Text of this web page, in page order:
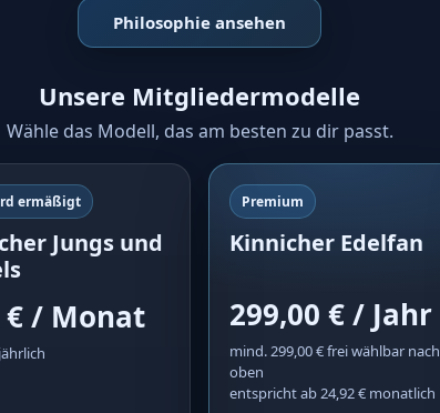
Philosophie ansehen
Unsere Mitgliedermodelle
Wähle das Modell, das am besten zu dir passt.
ermäßigt
Jungs und
€ / Monat
Premium
Kinnicher Edelfan
299,00 € / Jahr
mind. 299,00 € frei wählbar nach
oben
entspricht ab 24,92 € monatlich